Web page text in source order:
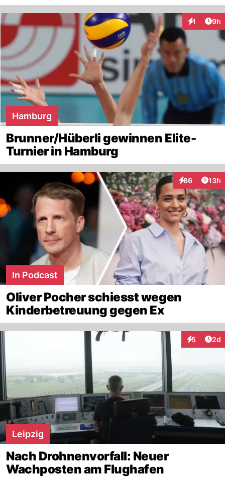
1 9h
Hamburg
Brunner/Hüberli gewinnen Elite-
Turnier in Hamburg
86
Interaktionen
13h
In Podcast
Oliver Pocher schiesst wegen
Kinderbetreuung gegen Ex
5 2d
Leipzig
Nach Drohnenvorfall: Neuer
Wachposten am Flughafen